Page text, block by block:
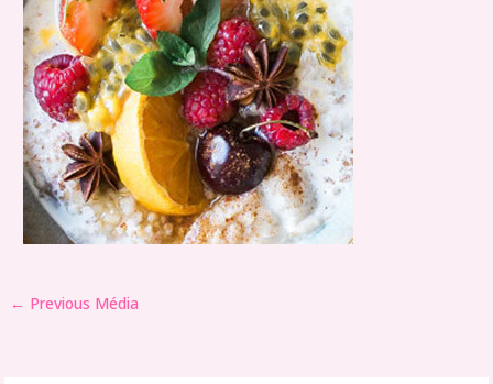
← Previous Média